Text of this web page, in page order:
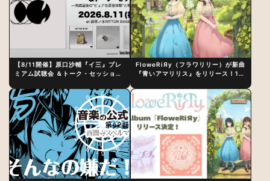
【8/11開催】原口沙輔『イ三』プレ
ミアム試聴会 ＆トーク・セッション
制作秘話
FloweRiЯy（フラワリリー）が新曲
『青いアマリリス』をリリース！1st